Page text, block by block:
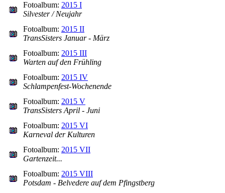
Fotoalbum: 2015 I
Silvester / Neujahr
Fotoalbum: 2015 II
TransSisters Januar - März
Fotoalbum: 2015 III
Warten auf den Frühling
Fotoalbum: 2015 IV
Schlampenfest-Wochenende
Fotoalbum: 2015 V
TransSisters April - Juni
Fotoalbum: 2015 VI
Karneval der Kulturen
Fotoalbum: 2015 VII
Gartenzeit...
Fotoalbum: 2015 VIII
Potsdam - Belvedere auf dem Pfingstberg